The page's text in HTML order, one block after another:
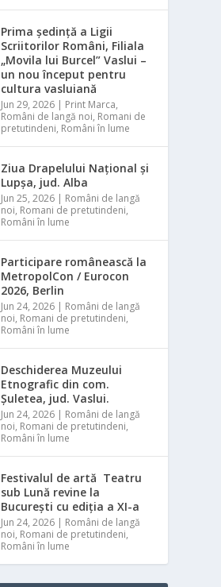
Prima ședință a Ligii
Scriitorilor Români, Filiala
„Movila lui Burcel” Vaslui –
un nou început pentru
cultura vasluiană
Jun 29, 2026 | Print Marca,
Români de langă noi, Romani de
pretutindeni, Români în lume
Ziua Drapelului Național și
Lupșa, jud. Alba
Jun 25, 2026 | Români de langă
noi, Romani de pretutindeni,
Români în lume
Participare românească la
MetropolCon / Eurocon
2026, Berlin
Jun 24, 2026 | Români de langă
noi, Romani de pretutindeni,
Români în lume
Deschiderea Muzeului
Etnografic din com.
Șuletea, jud. Vaslui.
Jun 24, 2026 | Români de langă
noi, Romani de pretutindeni,
Români în lume
Festivalul de artă Teatru
sub Lună revine la
București cu ediția a XI-a
Jun 24, 2026 | Români de langă
noi, Romani de pretutindeni,
Români în lume